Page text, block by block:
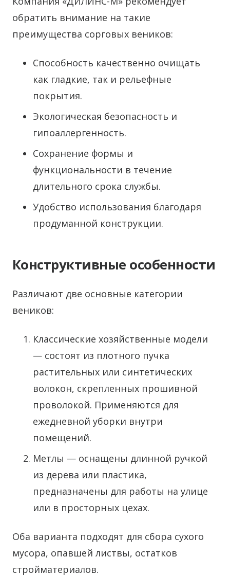
обратить внимание на такие
преимущества сорговых веников:
Способность качественно очищать
как гладкие, так и рельефные
покрытия.
Экологическая безопасность и
гипоаллергенность.
Сохранение формы и
функциональности в течение
длительного срока службы.
Удобство использования благодаря
продуманной конструкции.
Конструктивные особенности
Различают две основные категории
веников:
Классические хозяйственные модели
— состоят из плотного пучка
растительных или синтетических
волокон, скрепленных прошивной
проволокой. Применяются для
ежедневной уборки внутри
помещений.
Метлы — оснащены длинной ручкой
из дерева или пластика,
предназначены для работы на улице
или в просторных цехах.
Оба варианта подходят для сбора сухого
мусора, опавшей листвы, остатков
стройматериалов.